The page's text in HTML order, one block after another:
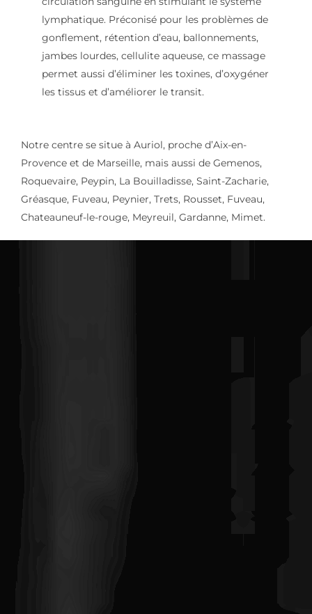
lymphatique. Préconisé pour les problèmes de
gonflement, rétention d’eau, ballonnements,
jambes lourdes, cellulite aqueuse, ce massage
permet aussi d’éliminer les toxines, d’oxygéner
les tissus et d’améliorer le transit.
Notre centre se situe à Auriol, proche d’Aix-en-
Provence et de Marseille, mais aussi de Gemenos,
Roquevaire, Peypin, La Bouilladisse, Saint-Zacharie,
Gréasque, Fuveau, Peynier, Trets, Rousset, Fuveau,
Chateauneuf-le-rouge, Meyreuil, Gardanne, Mimet.